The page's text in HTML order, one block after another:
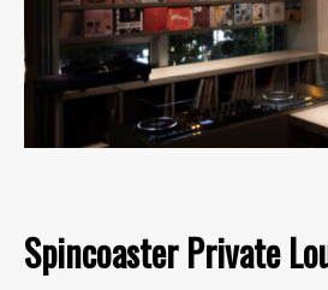
Spincoaster Private